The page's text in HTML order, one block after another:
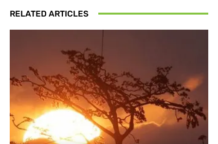
RELATED ARTICLES